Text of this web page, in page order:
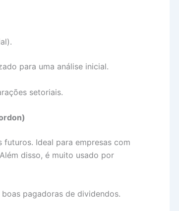
para uma análise inicial.
setoriais.
Ideal para empresas com
disso, é muito usado por
pagadoras de dividendos.